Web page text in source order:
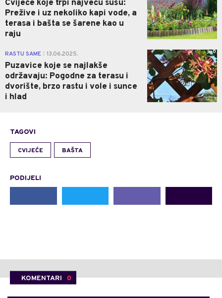
Cvijeće koje trpi najveću sušu:
Prežive i uz nekoliko kapi vode, a
terasa i bašta se šarene kao u
raju
RASTU SAME 13.06.2025.
Puzavice koje se najlakše
održavaju: Pogodne za terasu i
dvorište, brzo rastu i vole i sunce
i hlad
0
TAGOVI
CVIJEĆE BAŠTA
PODIJELI
KOMENTARI 0